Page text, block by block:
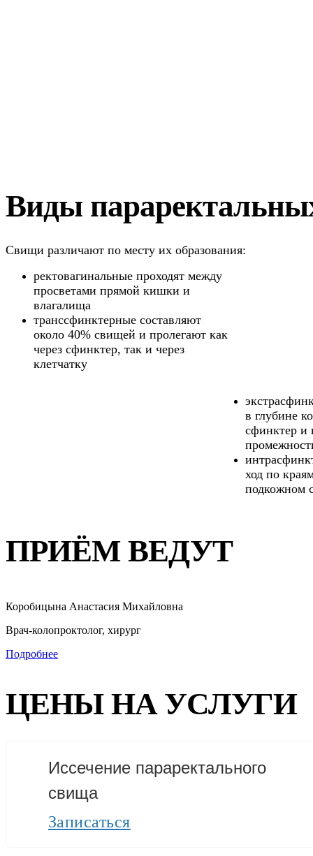
Виды
Свищи различают по месту их образования:
ректовагинальные проходят между
просветами прямой кишки и
влагалища
транссфинктерные составляют
около 40% свищей и пролегают как
через сфинктер, так и через
клетчатку
в глубине
сфинктер и
ход по
подкожном
ПРИЁМ ВЕДУТ
Коробицына Анастасия Михайловна
Врач-колопроктолог, хирург
Подробнее
ЦЕНЫ НА УСЛУГИ
Иссечение параректального
свища
Записаться